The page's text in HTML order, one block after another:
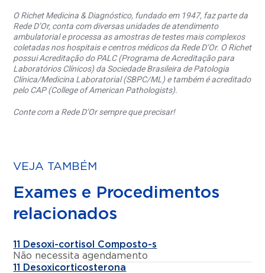
O Richet Medicina & Diagnóstico, fundado em 1947, faz parte da
Rede D’Or, conta com diversas unidades de atendimento
ambulatorial e processa as amostras de testes mais complexos
coletadas nos hospitais e centros médicos da Rede D’Or. O Richet
possui Acreditação do PALC (Programa de Acreditação para
Laboratórios Clínicos) da Sociedade Brasileira de Patologia
Clínica/Medicina Laboratorial (SBPC/ML) e também é acreditado
pelo CAP (College of American Pathologists).
Conte com a Rede D’Or sempre que precisar!
VEJA TAMBÉM
Exames e Procedimentos
relacionados
11 Desoxi-cortisol Composto-s
Não necessita agendamento
11 Desoxicorticosterona